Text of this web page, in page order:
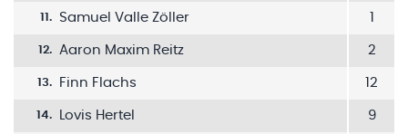
11. Samuel Valle Zöller
12. Aaron Maxim Reitz 2
13. Finn Flachs 12
14. Lovis Hertel 9